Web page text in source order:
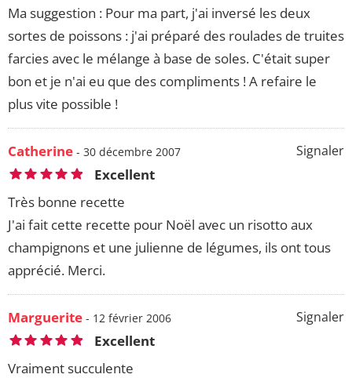
Ma suggestion : Pour ma part, j'ai inversé les deux
sortes de poissons : j'ai préparé des roulades de truites
farcies avec le mélange à base de soles. C'était super
bon et je n'ai eu que des compliments ! A refaire le
plus vite possible !
Signaler
Catherine - 30 décembre 2007
Excellent
Très bonne recette
J'ai fait cette recette pour Noël avec un risotto aux
champignons et une julienne de légumes, ils ont tous
apprécié. Merci.
Signaler
Marguerite - 12 février 2006
Excellent
Vraiment succulente